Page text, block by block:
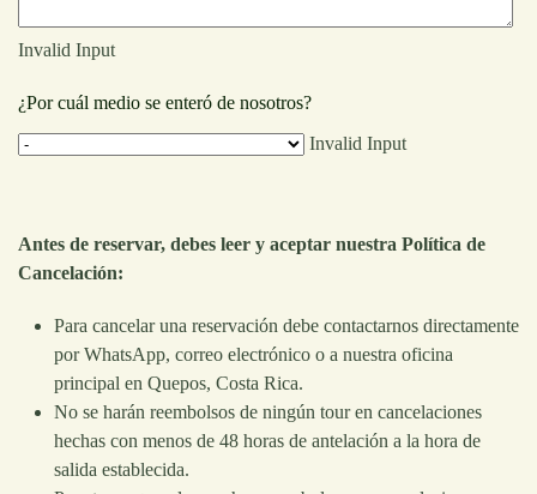
Invalid Input
¿Por cuál medio se enteró de nosotros?
Invalid Input
Antes de reservar, debes leer y aceptar nuestra Política de
Cancelación:
Para cancelar una reservación debe contactarnos directamente
por WhatsApp, correo electrónico o a nuestra oficina
principal en Quepos, Costa Rica.
No se harán reembolsos de ningún tour en cancelaciones
hechas con menos de 48 horas de antelación a la hora de
salida establecida.